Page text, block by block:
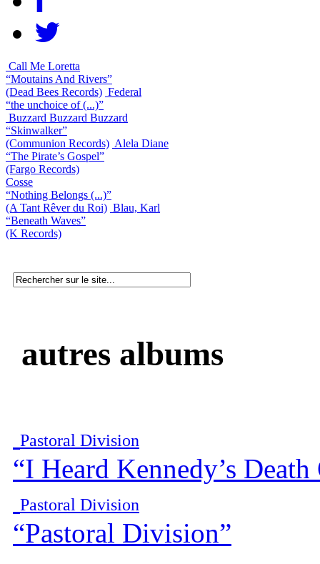
Call Me Loretta
“Moutains And Rivers”
(Dead Bees Records) Federal
“the unchoice of (...)”
Buzzard Buzzard Buzzard
“Skinwalker”
(Communion Records) Alela Diane
“The Pirate’s Gospel”
(Fargo Records)
Cosse
“Nothing Belongs (...)”
(A Tant Rêver du Roi) Blau, Karl
“Beneath Waves”
(K Records)
autres albums
Pastoral Division
“I Heard Kennedy’s
Pastoral Division
“Pastoral Division”